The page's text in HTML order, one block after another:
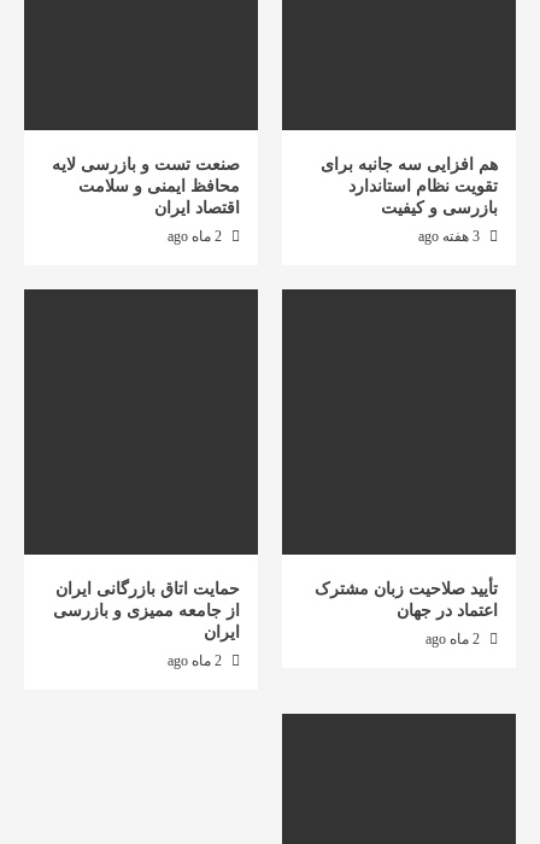
هم افزایی سه جانبه برای
تقویت نظام استاندارد
بازرسی و کیفیت
صنعت تست و بازرسی لایه
محافظ ایمنی و سلامت
اقتصاد ایران
تأیید صلاحیت زبان مشترک
اعتماد در جهان
حمایت اتاق بازرگانی ایران
از جامعه ممیزی و بازرسی
ایران